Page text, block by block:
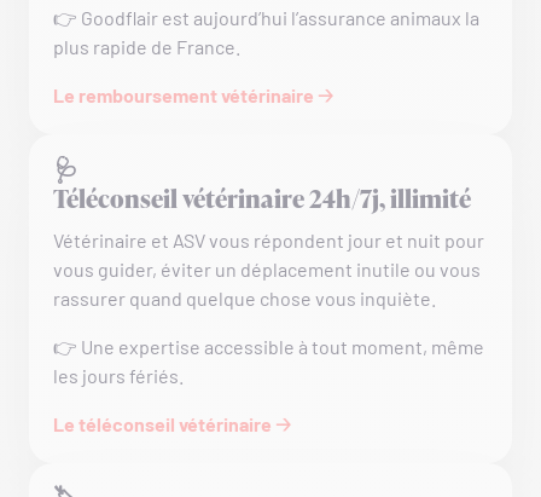
👉 Goodflair est aujourd’hui l’assurance animaux la
plus rapide de France.
Le remboursement vétérinaire 🡢
🩺
Téléconseil vétérinaire 24h/7j, illimité
Vétérinaire et ASV vous répondent jour et nuit pour
vous guider, éviter un déplacement inutile ou vous
rassurer quand quelque chose vous inquiète.
👉 Une expertise accessible à tout moment, même
les jours fériés.
Le téléconseil vétérinaire 🡢